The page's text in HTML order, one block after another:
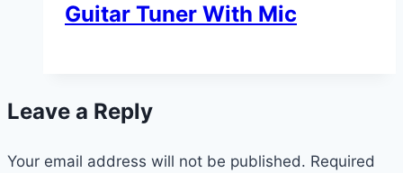
Guitar Tuner With Mic
Leave a Reply
Your email address will not be published. Required